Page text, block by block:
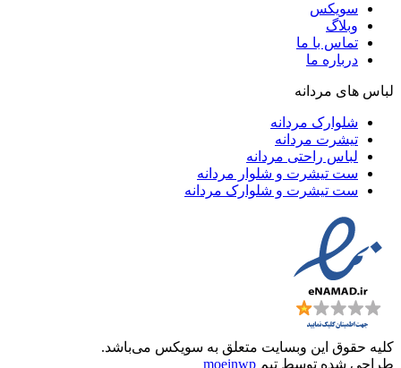
سویکس
وبلاگ
تماس با ما
درباره ما
لباس های مردانه
شلوارک مردانه
تیشرت مردانه
لباس راحتی مردانه
ست تیشرت و شلوار مردانه
ست تیشرت و شلوارک مردانه
کلیه حقوق این وبسایت متعلق به سویکس می‌باشد.
طراحی شده توسط تیم moeinwp